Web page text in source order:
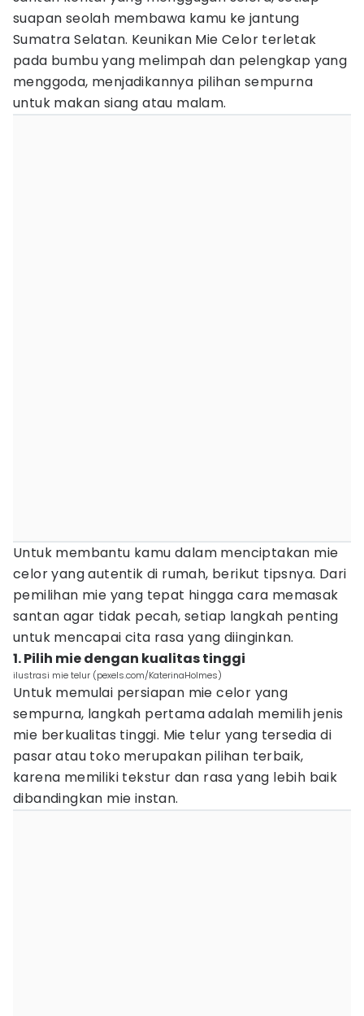
suapan seolah membawa kamu ke jantung
Sumatra Selatan. Keunikan Mie Celor terletak
pada bumbu yang melimpah dan pelengkap yang
menggoda, menjadikannya pilihan sempurna
untuk makan siang atau malam.
Untuk membantu kamu dalam menciptakan mie
celor yang autentik di rumah, berikut tipsnya. Dari
pemilihan mie yang tepat hingga cara memasak
santan agar tidak pecah, setiap langkah penting
untuk mencapai cita rasa yang diinginkan.
1. Pilih mie dengan kualitas tinggi
ilustrasi mie telur (pexels.com/KaterinaHolmes)
Untuk memulai persiapan mie celor yang
sempurna, langkah pertama adalah memilih jenis
mie berkualitas tinggi. Mie telur yang tersedia di
pasar atau toko merupakan pilihan terbaik,
karena memiliki tekstur dan rasa yang lebih baik
dibandingkan mie instan.